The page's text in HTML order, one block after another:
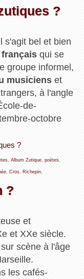
?
s'agit bel et bien
qui se
groupe informel,
musicienset
à l'angle
de-
octobre
?
, Album Zutique, poètes,
, Cros, Richepin,
?
et
et XXe siècle.
scène à l'âge
les cafés-